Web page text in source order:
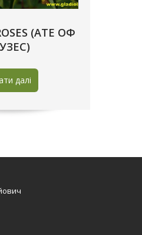
(АТЕ ОФ
далі